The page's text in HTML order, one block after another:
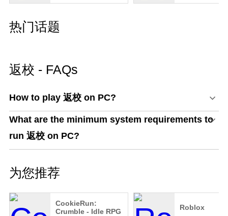
热门话题
返校 - FAQs
How to play 返校 on PC?
What are the minimum system requirements to
run 返校 on PC?
为您推荐
CookieRun:
Crumble - Idle RPG
Roblox